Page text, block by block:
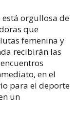
orgullosa de
que
femenina y
recibirán las
en el
para el deporte
un